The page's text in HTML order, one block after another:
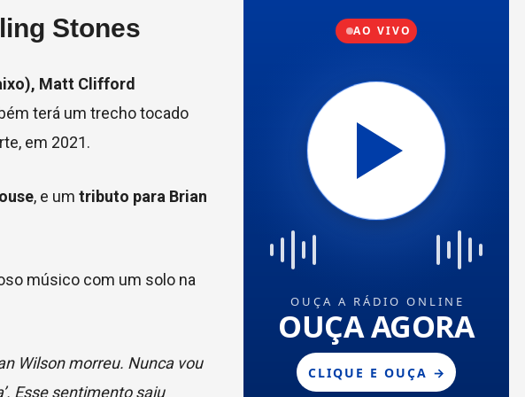
Stones
Matt Clifford
terá um trecho tocado
em 2021.
, e um tributo para Brian
músico com um solo na
Wilson morreu. Nunca vou
Esse sentimento saiu